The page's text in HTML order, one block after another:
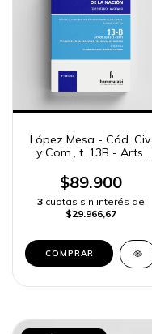
López Mesa - Cód. Civ.
y Com., t. 13B - Arts.
$89.900
3 cuotas sin interés de
$29.966,67
COMPRAR